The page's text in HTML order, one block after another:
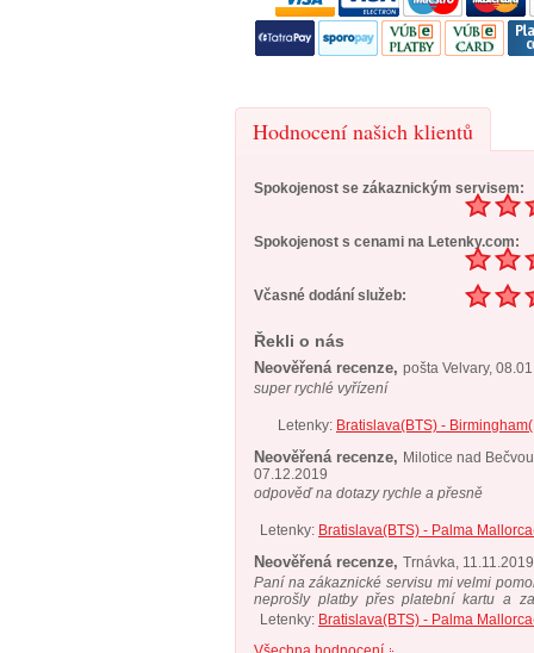
Hodnocení našich klientů
Spokojenost se zákaznickým servisem:
Spokojenost s cenami na Letenky.com:
Včasné dodání služeb:
Řekli o nás
Neověřená recenze, pošta Velvary,
super rychlé vyřízení
Letenky: Bratislava(BTS) -
Neověřená recenze, Milotice nad Bečvou,
07.12.2019
odpověď na dotazy rychle a přesně
Letenky: Bratislava(BTS) - Palma
Neověřená recenze, Trnávka, 11.11.2019
Paní na zákaznické servisu mi velmi
neprošly platby přes platební kartu a
mailem fakturu. Po jejím zaplacení ihned
mi byly zaslány letenky. Děkuji.
Letenky: Bratislava(BTS) - Palma